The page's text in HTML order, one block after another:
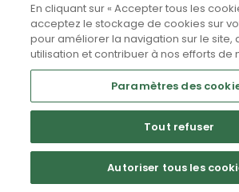
Partager sur
Mentions légales CGU Politique de
En cliquant sur « Accepter tous les
acceptez le stockage de cookies sur
pour améliorer la navigation sur le site,
utilisation et contribuer à nos efforts de
Paramètres des
Tout refuser
Autoriser tous les